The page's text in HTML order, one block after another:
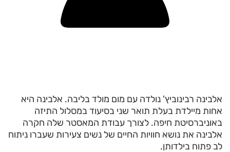
אלבינה רבינוביץ' נולדה עם מום מולד בליבה. אלבינה היא
אחות מיילדת בעלת תואר שני בסיעוד במסלול התיזה
באוניברסיטת חיפה. לצורך עבודת המאסטר שלה חקרה
אלבינה את נושא חוויות החיים של נשים צעירות שעברו ניתוח
לב פתוח בילדותן.